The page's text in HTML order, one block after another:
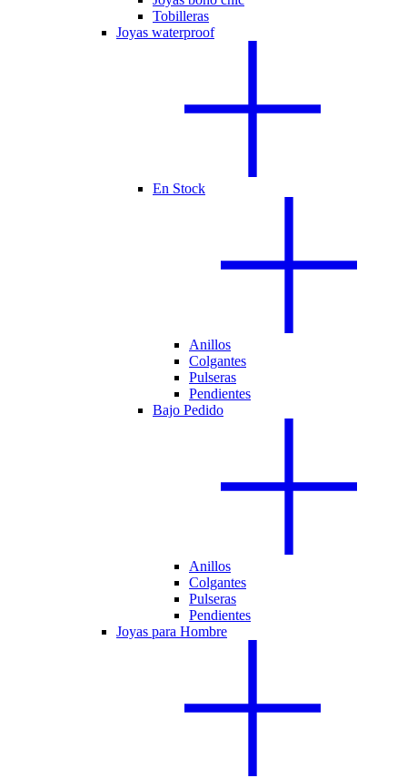
Tobilleras
Joyas waterproof
En Stock
Anillos
Colgantes
Pulseras
Pendientes
Bajo Pedido
Anillos
Colgantes
Pulseras
Pendientes
Joyas para Hombre